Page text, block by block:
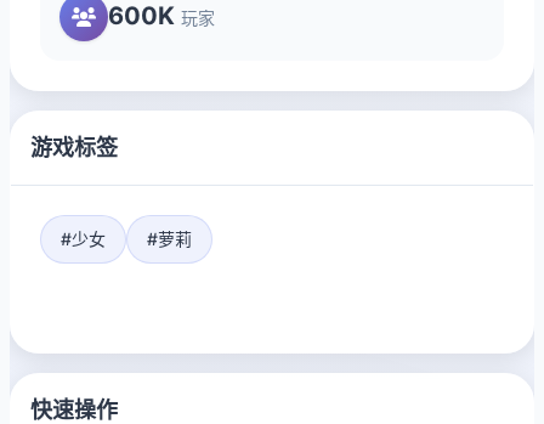
600K 玩家
游戏标签
#少女 #萝莉
快速操作